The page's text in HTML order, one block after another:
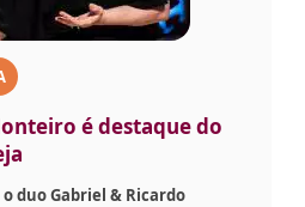
é destaque do
duo Gabriel & Ricardo